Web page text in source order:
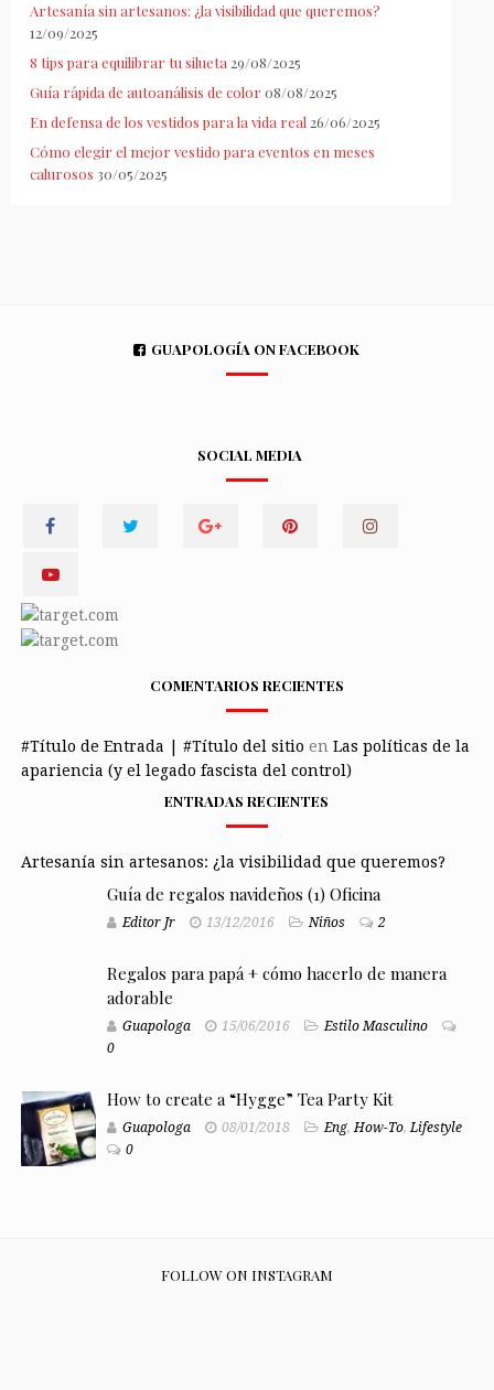
Artesanía sin artesanos: ¿la visibilidad que queremos?
12/09/2025
8 tips para equilibrar tu silueta 29/08/2025
Guía rápida de autoanálisis de color 08/08/2025
En defensa de los vestidos para la vida real 26/06/2025
Cómo elegir el mejor vestido para eventos en meses
calurosos 30/05/2025
GUAPOLOGÍA ON FACEBOOK
SOCIAL MEDIA
COMENTARIOS RECIENTES
#Título de Entrada | #Título del sitio en Las políticas de la
apariencia (y el legado fascista del control)
ENTRADAS RECIENTES
Artesanía sin artesanos: ¿la visibilidad que queremos?
Guía de regalos navideños (1) Oficina
Editor Jr 13/12/2016 Niños 2
Regalos para papá + cómo hacerlo de manera
adorable
Guapologa 15/06/2016
Estilo Masculino
0
How to create a “Hygge” Tea Party Kit
Guapologa 08/01/2018 Eng,How-To,Lifestyle
0
FOLLOW ON INSTAGRAM